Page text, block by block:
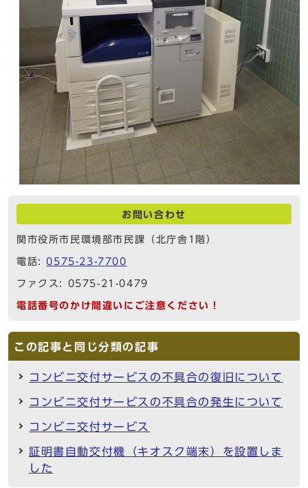
お問い合わせ
関市役所市民環境部市民課（北庁舎1階）
電話:0575-23-7700
ファクス: 0575-21-0479
電話番号のかけ間違いにご注意ください！
この記事と同じ分類の記事
コンビニ交付サービスの不具合の復旧について
コンビニ交付サービスの不具合の発生について
コンビニ交付サービス
証明書自動交付機（キオスク端末）を設置しま
した